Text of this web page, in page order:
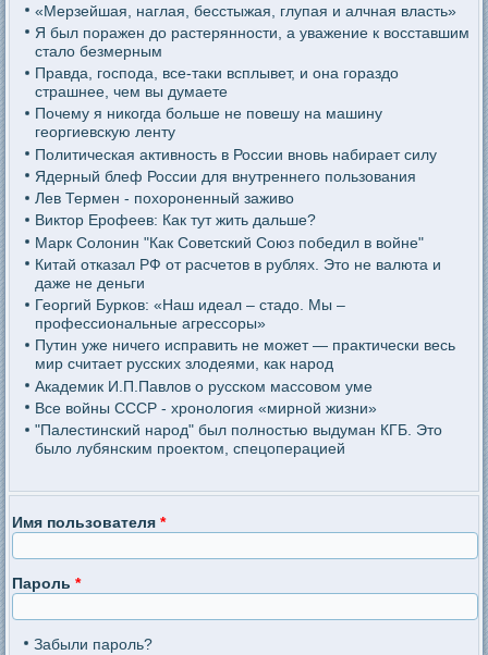
«Мерзейшая, наглая, бесстыжая, глупая и алчная власть»
Я был поражен до растерянности, а уважение к восставшим
стало безмерным
Правда, господа, все-таки всплывет, и она гораздо
страшнее, чем вы думаете
Почему я никогда больше не повешу на машину
георгиевскую ленту
Политическая активность в России вновь набирает силу
Ядерный блеф России для внутреннего пользования
Лев Термен - похороненный заживо
Виктор Ерофеев: Как тут жить дальше?
Марк Солонин "Как Советский Союз победил в войне"
Китай отказал РФ от расчетов в рублях. Это не валюта и
даже не деньги
Георгий Бурков: «Наш идеал – стадо. Мы –
профессиональные агрессоры»
Путин уже ничего исправить не может — практически весь
мир считает русских злодеями, как народ
Академик И.П.Павлов о русском массовом уме
Все войны СССР - хронология «мирной жизни»
"Палестинский народ" был полностью выдуман КГБ. Это
было лубянским проектом, спецоперацией
Имя пользователя*
Пароль*
Забыли пароль?